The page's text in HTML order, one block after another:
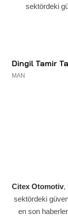
sektördeki
Dingil Tamir
MAN
Citex Otomotiv,
sektördeki
en son